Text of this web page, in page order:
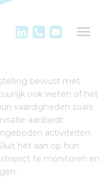
bewust met
ook weten of het
vaardigheden zoals
aanbiedt
activiteiten
het aan op hun
te monitoren en